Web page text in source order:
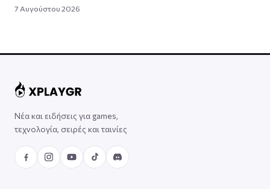
7 Αυγούστου 2026
Νέα και ειδήσεις για games,
τεχνολογία, σειρές και ταινίες